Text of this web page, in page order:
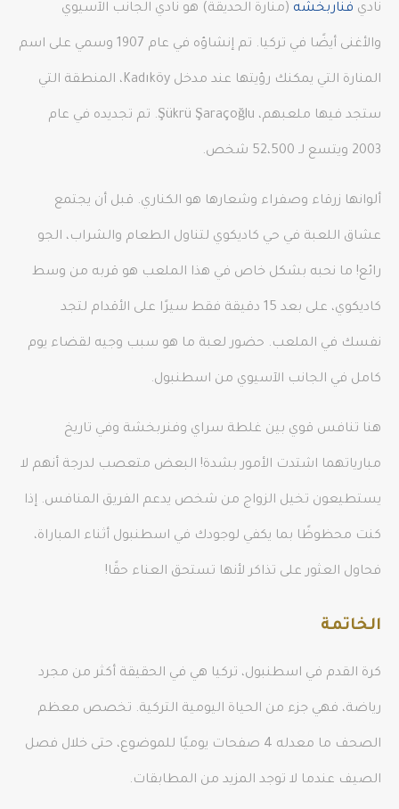
نادي فناربخشه (منارة الحديقة) هو نادي الجانب الآسيوي
والأغنى أيضًا في تركيا. تم إنشاؤه في عام 1907 وسمي على اسم
المنارة التي يمكنك رؤيتها عند مدخل Kadıköy، المنطقة التي
ستجد فيها ملعبهم، Şükrü Şaraçoğlu. تم تجديده في عام
2003 ويتسع لـ 52،500 شخص.
ألوانها زرقاء وصفراء وشعارها هو الكناري. قبل أن يجتمع
عشاق اللعبة في حي كاديكوي لتناول الطعام والشراب، الجو
رائع! ما نحبه بشكل خاص في هذا الملعب هو قربه من وسط
كاديكوي، على بعد 15 دقيقة فقط سيرًا على الأقدام لتجد
نفسك في الملعب. حضور لعبة ما هو سبب وجيه لقضاء يوم
كامل في الجانب الآسيوي من اسطنبول.
هنا تنافس قوي بين غلطة سراي وفنربخشة وفي تاريخ
مبارياتهما اشتدت الأمور بشدة! البعض متعصب لدرجة أنهم لا
يستطيعون تخيل الزواج من شخص يدعم الفريق المنافس. إذا
كنت محظوظًا بما يكفي لوجودك في اسطنبول أثناء المباراة،
فحاول العثور على تذاكر لأنها تستحق العناء حقًا!
الخاتمة
كرة القدم في اسطنبول، تركيا هي في الحقيقة أكثر من مجرد
رياضة، فهي جزء من الحياة اليومية التركية. تخصص معظم
الصحف ما معدله 4 صفحات يوميًا للموضوع، حتى خلال فصل
الصيف عندما لا توجد المزيد من المطابقات.